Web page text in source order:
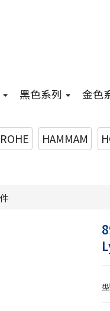
黑色系列 金色
HAMMAM